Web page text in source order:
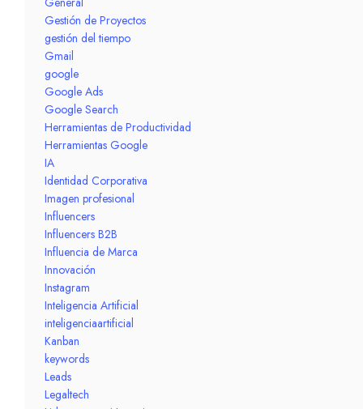
Gestión de Proyectos
gestión del tiempo
Gmail
google
Google Ads
Google Search
Herramientas de Productividad
Herramientas Google
IA
Identidad Corporativa
Imagen profesional
Influencers
Influencers B2B
Influencia de Marca
Innovación
Instagram
Inteligencia Artificial
inteligenciaartificial
Kanban
keywords
Leads
Legaltech